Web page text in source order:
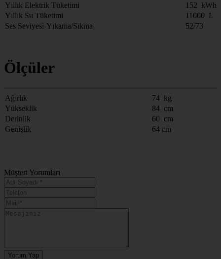
Yıllık Elektrik Tüketimi
152 kWh
Yıllık Su Tüketimi
11000 L
Ses Seviyesi-Yıkama/Sıkma
52/73
Ölçüler
Ağırlık
74 kg
Yükseklik
84 cm
Derinlik
60 cm
Genişlik
64 cm
Müşteri Yorumları
Yorum Yap